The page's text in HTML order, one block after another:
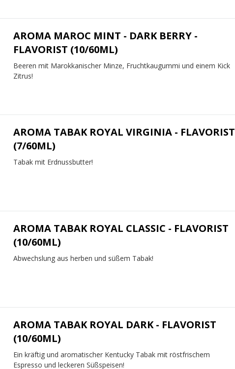
AROMA MAROC MINT - DARK BERRY -
FLAVORIST (10/60ML)
Beeren mit Marokkanischer Minze, Fruchtkaugummi und einem Kick
Zitrus!
AROMA TABAK ROYAL VIRGINIA - FLAVORIST
(7/60ML)
Tabak mit Erdnussbutter!
AROMA TABAK ROYAL CLASSIC - FLAVORIST
(10/60ML)
Abwechslung aus herben und süßem Tabak!
AROMA TABAK ROYAL DARK - FLAVORIST
(10/60ML)
Ein kräftig und aromatischer Kentucky Tabak mit röstfrischem
Espresso und leckeren Süßspeisen!